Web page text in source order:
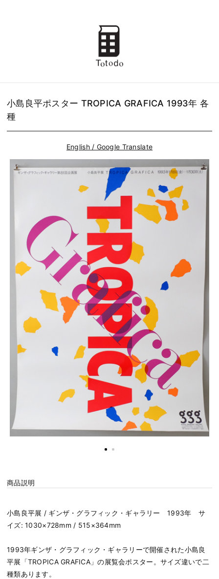
小島良平ポスター TROPICA GRAFICA 1993年 各
種
English / Google Translate
商品説明
小島良平展 / ギンザ・グラフィック・ギャラリー 1993年 サ
イズ: 1030×728mm / 515×364mm
1993年ギンザ・グラフィック・ギャラリーで開催された小島良
平展「TROPICA GRAFICA」の展覧会ポスター。サイズ違いで二
種類あります。